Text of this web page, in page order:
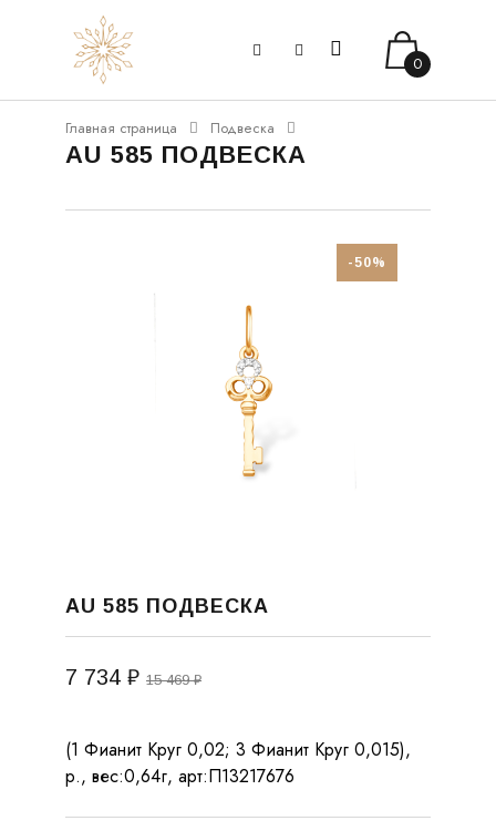
0
Главная страница Подвеска
AU 585 ПОДВЕСКА
-50%
AU 585 ПОДВЕСКА
7 734 ₽ 15 469 ₽
(1 Фианит Круг 0,02; 3 Фианит Круг 0,015),
р., вес:0,64г, арт:П13217676